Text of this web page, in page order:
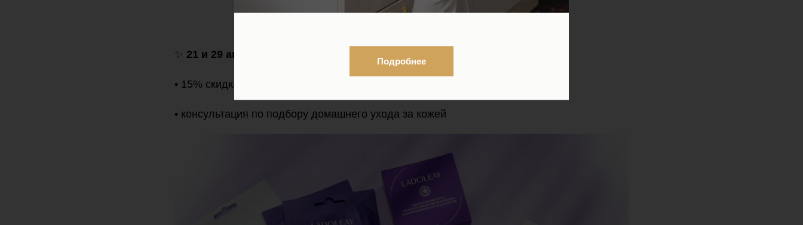
✨ 21 и 29 августа - Дни бренда LADOLEAY
• 15% скидка на косметику бренда
• консультация по подбору домашнего ухода за кожей
Подробнее